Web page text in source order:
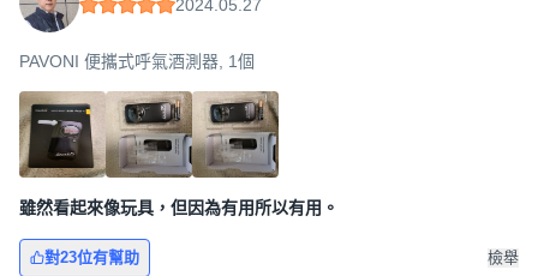
2024.05.27
PAVONI 便攜式呼氣酒測器, 1個
雖然看起來像玩具，但因為有用所以有用。
對23位有幫助 檢舉